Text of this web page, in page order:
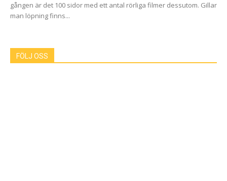
gången är det 100 sidor med ett antal rörliga filmer dessutom. Gillar
man löpning finns...
FÖLJ OSS